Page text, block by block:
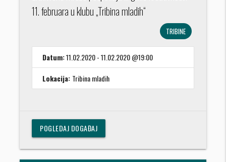
11. februara u klubu „Tribina mladih“
TRIBINE
Datum:11.02.2020 - 11.02.2020 @19:00
Lokacija: Tribina mladih
POGLEDAJ DOGAĐAJ